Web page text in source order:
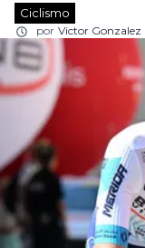
Ciclismo
por Victor Gonzalez